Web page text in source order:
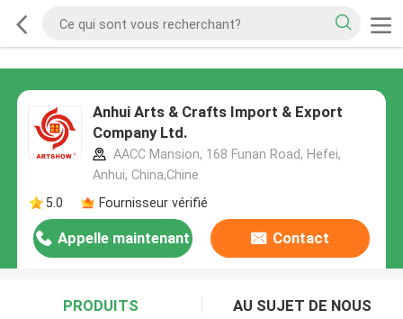
Anhui Arts & Crafts Import & Export
Company Ltd.
AACC Mansion, 168 Funan Road, Hefei,
Anhui, China,Chine
5.0
Fournisseur vérifié
Appelle maintenant Contact
PRODUITS AU SUJET DE NOUS